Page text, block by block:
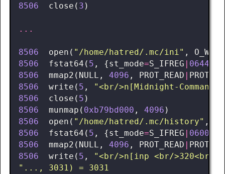
8506
close ( 3 )
...
8506 open ( "/home/hatred/.mc/ini" ,
8506
fstat64 ( 5 , {st_mode=S_IFREG 0644
8506
mmap2 ( NULL , 4096 , PROT_READ
8506
write ( 5 ,
"<br/>n[Midnight-
8506
close ( 5 )
8506
munmap ( 0xb79bd000 , 4096 )
8506
open ( "/home/hatred/.mc/history" ,
8506
fstat64 ( 5 , {st_mode=S_IFREG 0600
8506
mmap2 ( NULL , 4096 , PROT_READ
8506
write ( 5 ,
"<br/>n[inp <br/>320<br/
"..., 3031) = 3031